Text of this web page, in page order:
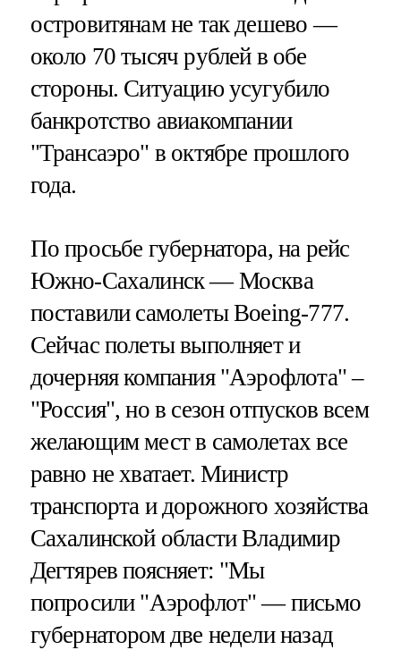
островитянам не так дешево —
около 70 тысяч рублей в обе
стороны. Ситуацию усугубило
банкротство авиакомпании
"Трансаэро" в октябре прошлого
года.
По просьбе губернатора, на рейс
Южно-Сахалинск — Москва
поставили самолеты Boeing-777.
Сейчас полеты выполняет и
дочерняя компания "Аэрофлота" –
"Россия", но в сезон отпусков всем
желающим мест в самолетах все
равно не хватает. Министр
транспорта и дорожного хозяйства
Сахалинской области Владимир
Дегтярев поясняет: "Мы
попросили "Аэрофлот" — письмо
губернатором две недели назад